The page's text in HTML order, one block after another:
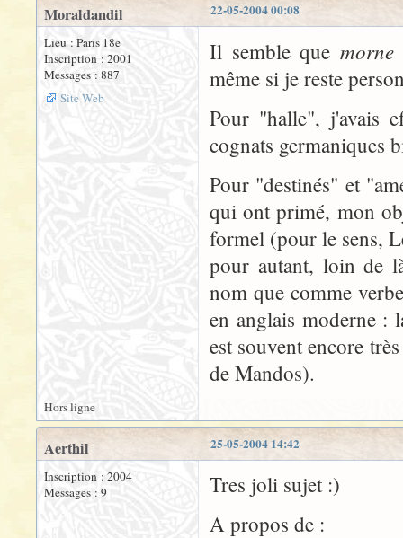
22-05-2004 00:08
Moraldandil
Lieu : Paris 18e
Inscription : 2001
Messages : 887
Site Web
Il semble que morne
même si je reste
Pour "halle", j'avais
cognats germaniques
Pour "destinés" et
qui ont primé, mon
formel (pour le sens,
pour autant, loin de
nom que comme
en anglais moderne :
est souvent encore
de Mandos).
Hors ligne
25-05-2004 14:42
Aerthil
Inscription : 2004
Messages : 9
Tres joli sujet :)
A propos de :